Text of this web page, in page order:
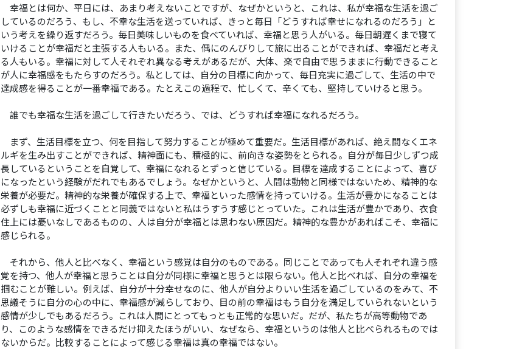
幸福とは何か、平日には、あまり考えないことですが、なぜかというと、これは、私が幸福な生活を過ご
しているのだろう、もし、不幸な生活を送っていれば、きっと毎日「どうすれば幸せになれるのだろう」と
いう考えを繰り返すだろう。毎日美味しいものを食べていれば、幸福と思う人がいる。毎日朝遅くまで寝て
いけることが幸福だと主張する人もいる。また、偶にのんびりして旅に出ることができれば、幸福だと考え
る人もいる。幸福に対して人それぞれ異なる考えがあるだが、大体、楽で自由で思うままに行動できること
が人に幸福感をもたらすのだろう。私としては、自分の目標に向かって、毎日充実に過ごして、生活の中で
達成感を得ることが一番幸福である。たとえこの過程で、忙しくて、辛くても、堅持していけると思う。
誰でも幸福な生活を過ごして行きたいだろう、では、どうすれば幸福になれるだろう。
まず、生活目標を立つ、何を目指して努力することが極めて重要だ。生活目標があれば、絶え間なくエネ
ルギを生み出すことができれば、精神面にも、積極的に、前向きな姿勢をとられる。自分が毎日少しずつ成
長しているということを自覚して、幸福になれるとずっと信じている。目標を達成することによって、喜び
になったという経験がだれでもあるでしょう。なぜかというと、人間は動物と同様ではないため、精神的な
栄養が必要だ。精神的な栄養が確保する上で、幸福といった感情を持っていける。生活が豊かになることは
必ずしも幸福に近づくことと同義ではないと私はうすうす感じとっていた。これは生活が豊かであり、衣食
住上には憂いなしであるものの、人は自分が幸福とは思わない原因だ。精神的な豊かがあればこそ、幸福に
感じられる。
それから、他人と比べなく、幸福という感覚は自分のものである。同じことであっても人それぞれ違う感
覚を持つ、他人が幸福と思うことは自分が同様に幸福と思うとは限らない。他人と比べれば、自分の幸福を
掴むことが難しい。例えば、自分が十分幸せなのに、他人が自分よりいい生活を過ごしているのをみて、不
思議そうに自分の心の中に、幸福感が減らしており、目の前の幸福はもう自分を満足していられないという
感情が少しでもあるだろう。これは人間にとってもっとも正常的な思いだ。だが、私たちが高等動物であ
り、このような感情をできるだけ抑えたほうがいい、なぜなら、幸福というのは他人と比べられるものでは
ないからだ。比較することによって感じる幸福は真の幸福ではない。